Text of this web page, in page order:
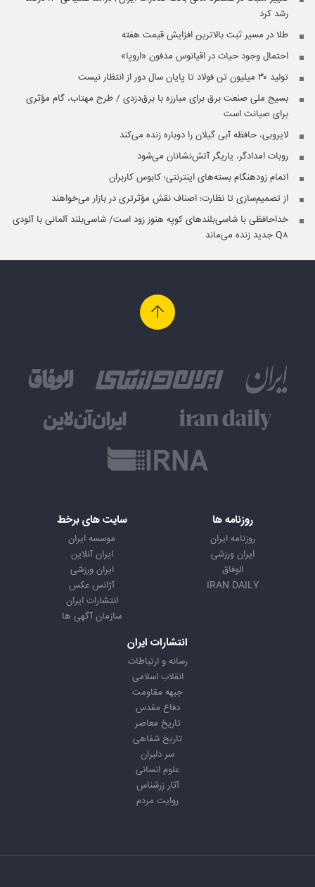
رشد کرد
طلا در مسیر ثبت بالاترین افزایش قیمت هفته
احتمال وجود حیات در اقیانوس مدفون «اروپا»
تولید ۳۰ میلیون تن فولاد تا پایان سال دور از انتظار نیست
بسیج ملی صنعت برق برای مبارزه با برق‌دزدی / طرح مهتاب، گام مؤثری
برای صیانت است
لایروبی، حافظه آبی گیلان را دوباره زنده می‌کند
روبات امدادگر، یاریگر آتش‌نشانان می‌شود
اتمام زودهنگام بسته‌های اینترنتی؛ کابوس کاربران
از تصمیم‌سازی تا نظارت؛ اصناف نقش مؤثرتری در بازار می‌خواهند
خداحافظی با شاسی‌بلندهای کوپه هنوز زود است/ شاسی‌بلند آلمانی با آئودی
Q۸ جدید زنده می‌ماند
روزنامه ها
روزنامه ایران
ایران ورزشی
الوفاق
IRAN DAILY
سایت های برخط
موسسه ایران
ایران آنلاین
ایران ورزشی
آژانس عکس
انتشارات ایران
سازمان آگهی ها
انتشارات ایران
رسانه و ارتباطات
انقلاب اسلامی
جبهه مقاومت
دفاع مقدس
تاریخ معاصر
تاریخ شفاهی
سر دلبران
علوم انسانی
آثار زرشناس
روایت مردم